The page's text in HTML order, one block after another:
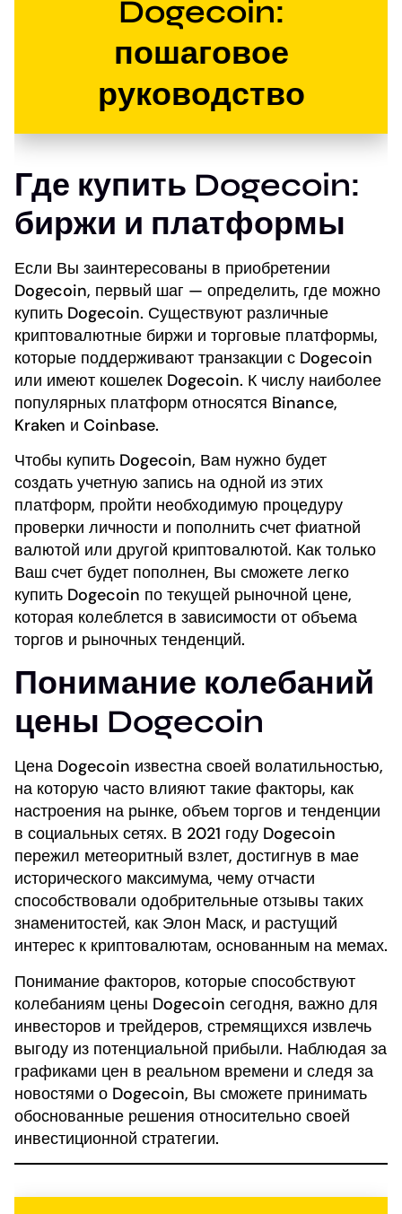
Dogecoin:
пошаговое
руководство
Где купить Dogecoin:
биржи и платформы
Если Вы заинтересованы в приобретении
Dogecoin, первый шаг — определить, где можно
купить Dogecoin. Существуют различные
криптовалютные биржи и торговые платформы,
которые поддерживают транзакции с Dogecoin
или имеют кошелек Dogecoin. К числу наиболее
популярных платформ относятся Binance,
Kraken и Coinbase.
Чтобы купить Dogecoin, Вам нужно будет
создать учетную запись на одной из этих
платформ, пройти необходимую процедуру
проверки личности и пополнить счет фиатной
валютой или другой криптовалютой. Как только
Ваш счет будет пополнен, Вы сможете легко
купить Dogecoin по текущей рыночной цене,
которая колеблется в зависимости от объема
торгов и рыночных тенденций.
Понимание колебаний
цены Dogecoin
Цена Dogecoin известна своей волатильностью,
на которую часто влияют такие факторы, как
настроения на рынке, объем торгов и тенденции
в социальных сетях. В 2021 году Dogecoin
пережил метеоритный взлет, достигнув в мае
исторического максимума, чему отчасти
способствовали одобрительные отзывы таких
знаменитостей, как Элон Маск, и растущий
интерес к криптовалютам, основанным на мемах.
Понимание факторов, которые способствуют
колебаниям цены Dogecoin сегодня, важно для
инвесторов и трейдеров, стремящихся извлечь
выгоду из потенциальной прибыли. Наблюдая за
графиками цен в реальном времени и следя за
новостями о Dogecoin, Вы сможете принимать
обоснованные решения относительно своей
инвестиционной стратегии.